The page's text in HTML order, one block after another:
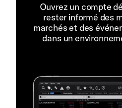
Ouvrez un compte
rester informé des
marchés et des
dans un